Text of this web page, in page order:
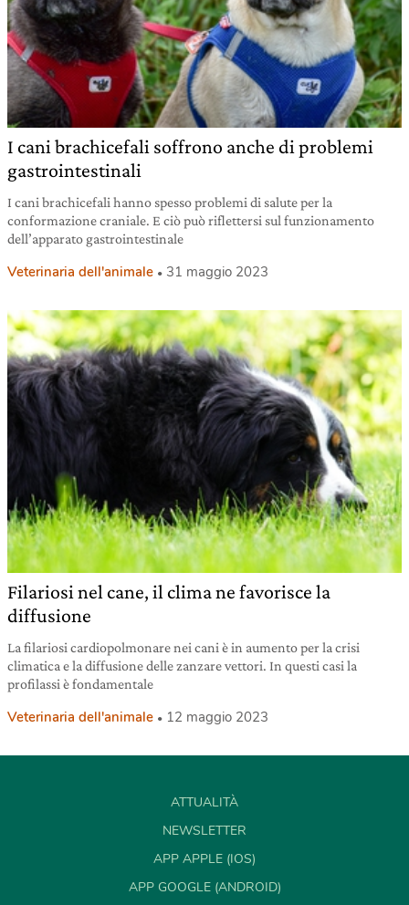
I cani brachicefali soffrono anche di problemi
gastrointestinali
I cani brachicefali hanno spesso problemi di salute per la
conformazione craniale. E ciò può riflettersi sul funzionamento
dell’apparato gastrointestinale
Veterinaria dell'animale 31 maggio 2023
Filariosi nel cane, il clima ne favorisce la
diffusione
La filariosi cardiopolmonare nei cani è in aumento per la crisi
climatica e la diffusione delle zanzare vettori. In questi casi la
profilassi è fondamentale
Veterinaria dell'animale 12 maggio 2023
ATTUALITÀ
NEWSLETTER
APP APPLE (IOS)
APP GOOGLE (ANDROID)